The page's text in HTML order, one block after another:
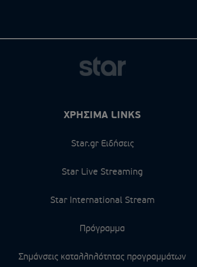
ΧΡΗΣΙΜΑ LINKS
Star.gr Ειδήσεις
Star Live Streaming
Star International Stream
Πρόγραμμα
Σημάνσεις καταλληλότητας προγραμμάτων